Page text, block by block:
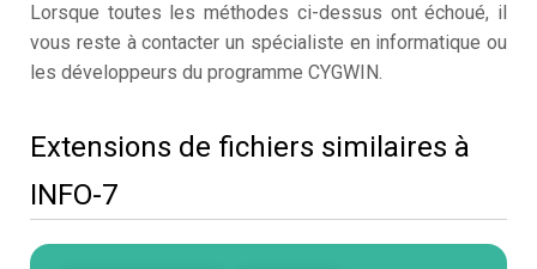
Lorsque toutes les méthodes ci-dessus ont échoué, il
vous reste à contacter un spécialiste en informatique ou
les développeurs du programme CYGWIN.
Extensions de fichiers similaires à
INFO-7